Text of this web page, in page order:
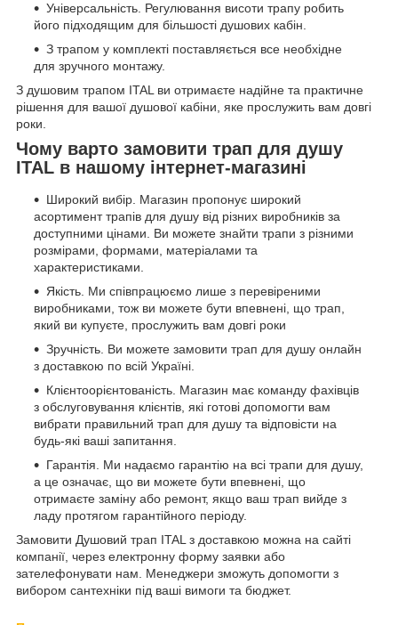
Універсальність. Регулювання висоти трапу робить
його підходящим для більшості душових кабін.
З трапом у комплекті поставляється все необхідне
для зручного монтажу.
З душовим трапом ITAL ви отримаєте надійне та практичне
рішення для вашої душової кабіни, яке прослужить вам довгі
роки.
Чому варто замовити трап для душу
ITAL в нашому інтернет-магазині
Широкий вибір. Магазин пропонує широкий
асортимент трапів для душу від різних виробників за
доступними цінами. Ви можете знайти трапи з різними
розмірами, формами, матеріалами та
характеристиками.
Якість. Ми співпрацюємо лише з перевіреними
виробниками, тож ви можете бути впевнені, що трап,
який ви купуєте, прослужить вам довгі роки
Зручність. Ви можете замовити трап для душу онлайн
з доставкою по всій Україні.
Клієнтоорієнтованість. Магазин має команду фахівців
з обслуговування клієнтів, які готові допомогти вам
вибрати правильний трап для душу та відповісти на
будь-які ваші запитання.
Гарантія. Ми надаємо гарантію на всі трапи для душу,
а це означає, що ви можете бути впевнені, що
отримаєте заміну або ремонт, якщо ваш трап вийде з
ладу протягом гарантійного періоду.
Замовити Душовий трап ITAL з доставкою можна на сайті
компанії, через електронну форму заявки або
зателефонувати нам. Менеджери зможуть допомогти з
вибором сантехніки під ваші вимоги та бюджет.